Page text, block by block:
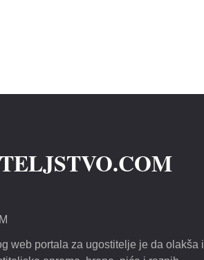
web portala za ugostitelje je da olakša i